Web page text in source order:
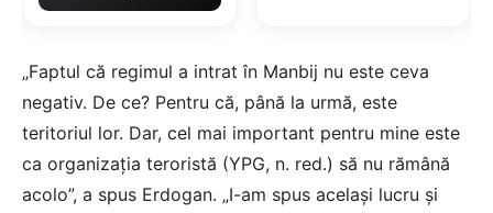
„Faptul că regimul a intrat în Manbij nu este ceva
negativ. De ce? Pentru că, până la urmă, este
teritoriul lor. Dar, cel mai important pentru mine este
ca organizația teroristă (YPG, n. red.) să nu rămână
acolo”, a spus Erdogan. „I-am spus același lucru și